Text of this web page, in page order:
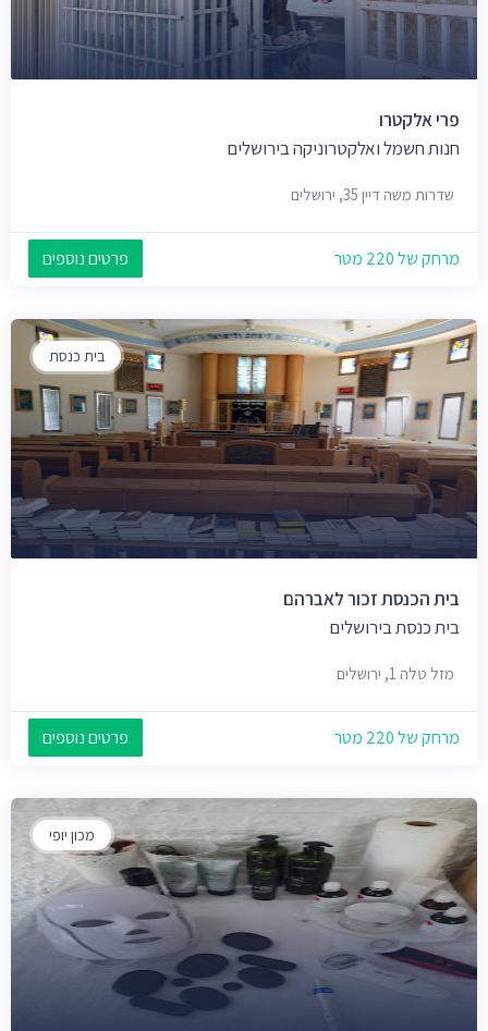
פרי אלקטרו
חנות חשמל ואלקטרוניקה בירושלים
שדרות משה דיין 35, ירושלים
מרחק של 220 מטר פרטים נוספים
בית כנסת
בית הכנסת זכור לאברהם
בית כנסת בירושלים
מזל טלה 1, ירושלים
מרחק של 220 מטר פרטים נוספים
מכון יופי